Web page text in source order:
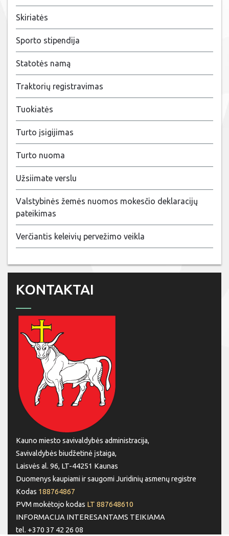
Skiriatės
Sporto stipendija
Statotės namą
Traktorių registravimas
Tuokiatės
Turto įsigijimas
Turto nuoma
Užsiimate verslu
Valstybinės žemės nuomos mokesčio deklaracijų
pateikimas
Verčiantis keleivių pervežimo veikla
KONTAKTAI
Kauno miesto savivaldybės administracija,
Savivaldybės biudžetinė įstaiga,
Laisvės al. 96, LT-44251 Kaunas
Duomenys kaupiami ir saugomi Juridinių asmenų registre
Kodas 188764867
PVM mokėtojo kodas LT 887648610
INFORMACIJA INTERESANTAMS TEIKIAMA
tel. +370 37 42 26 08